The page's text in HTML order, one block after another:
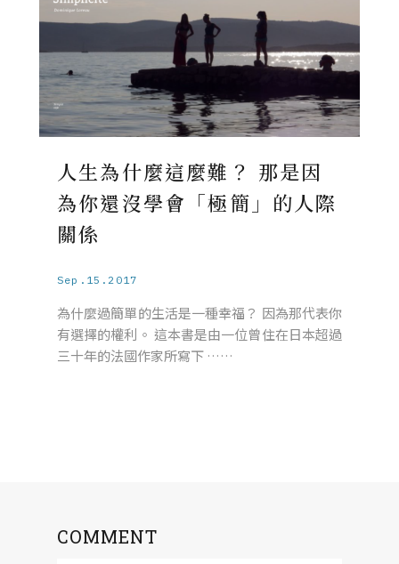
人生為什麼這麼難？ 那是因
為你還沒學會「極簡」的人際
關係
Sep.15.2017
為什麼過簡單的生活是一種幸福？ 因為那代表你
有選擇的權利。 這本書是由一位曾住在日本超過
三十年的法國作家所寫下 ……
COMMENT